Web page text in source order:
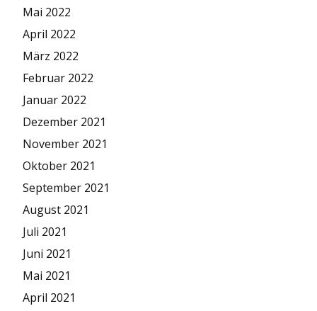
Mai 2022
April 2022
März 2022
Februar 2022
Januar 2022
Dezember 2021
November 2021
Oktober 2021
September 2021
August 2021
Juli 2021
Juni 2021
Mai 2021
April 2021